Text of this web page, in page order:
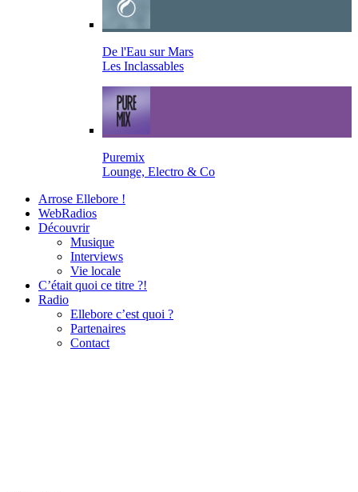
De l'Eau sur Mars
Les Inclassables
Puremix
Lounge, Electro & Co
Arrose Ellebore !
WebRadios
Découvrir
Musique
Interviews
Vie locale
C’était quoi ce titre ?!
Radio
Ellebore c’est quoi ?
Partenaires
Contact